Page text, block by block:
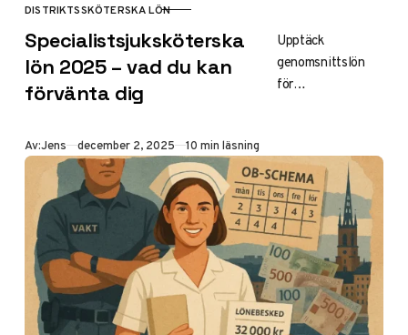
KATEGORI
DISTRIKTSSKÖTERSKA LÖN
Specialistsjuksköterska
lön 2025 – vad du kan
förvänta dig
Upptäck
genomsnittslön
för
kr/mån. Jämför
specialiteter som
intensivvård (49
500 kr), psykiatri
och regioner som
Stockholm. Tips
för högre lön och
bemanning.
Av:Jens Publicerad
december 2, 2025 10 min läsning